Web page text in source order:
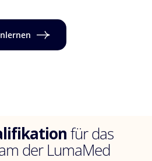
für das
der LumaMed